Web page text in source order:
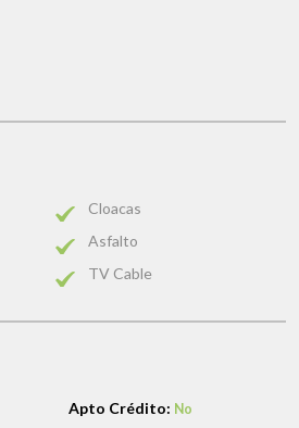
Cloacas
Asfalto
TV Cable
Apto Crédito: No